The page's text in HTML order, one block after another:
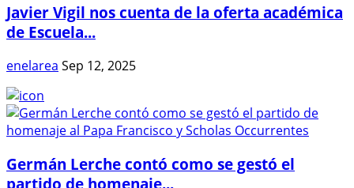
Javier Vigil nos cuenta de la oferta académica
de Escuela...
enelarea Sep 12, 2025
Germán Lerche contó como se gestó el
partido de homenaje...